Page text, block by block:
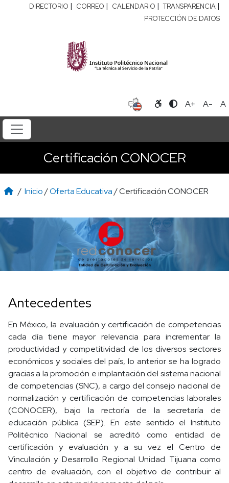
DIRECTORIO | CORREO | CALENDARIO | TRANSPARENCIA |
PROTECCIÓN DE DATOS
A+ A- A
Certificación CONOCER
/ Inicio/Oferta Educativa/ Certificación CONOCER
Antecedentes
En México, la evaluación y certificación de competencias
cada día tiene mayor relevancia para incrementar la
productividad y competitividad de los diversos sectores
económicos y sociales del país, lo anterior se ha logrado
gracias a la promoción e implantación del sistema nacional
de competencias (SNC), a cargo del consejo nacional de
normalización y certificación de competencias laborales
(CONOCER), bajo la rectoría de la secretaría de
educación pública (SEP). En este sentido el Instituto
Politécnico Nacional se acreditó como entidad de
certificación y evaluación y a su vez el Centro de
Vinculación y Desarrollo Regional Unidad Tijuana como
centro de evaluación, con el objetivo de contribuir al